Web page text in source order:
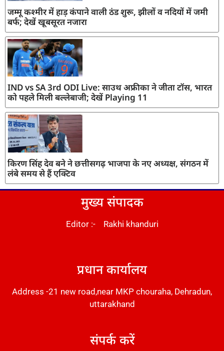
जम्मू कश्मीर में हाड़ कंपाने वाली ठंड शुरू, झीलों व नदियों में जमी
बर्फ; देखें खूबसूरत नजारा
IND vs SA 3rd ODI Live: साउथ अफ्रीका ने जीता टॉस, भारत
को पहले मिली बल्लेबाजी; देखें Playing 11
किरण सिंह देव बने ने छत्तीसगढ़ भाजपा के नए अध्यक्ष, संगठन में
लंबे समय से हैं एक्टिव
मुख्य संपादक
Editor :- Rakhi khanduri
प्रधान कार्यालय
Address -21 new road,near MKP chouraha, Dehradun,
uttarakhand
संपर्क करें